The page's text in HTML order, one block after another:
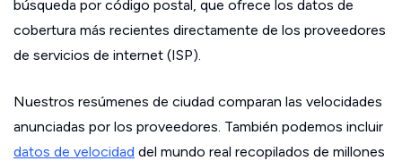
búsqueda por código postal, que ofrece los datos de
cobertura más recientes directamente de los proveedores
de servicios de internet (ISP).
Nuestros resúmenes de ciudad comparan las velocidades
anunciadas por los proveedores. También podemos incluir
datos de velocidad del mundo real recopilados de millones